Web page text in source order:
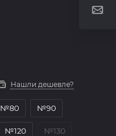
Нашли дешевле?
№80 №90
№120 №130